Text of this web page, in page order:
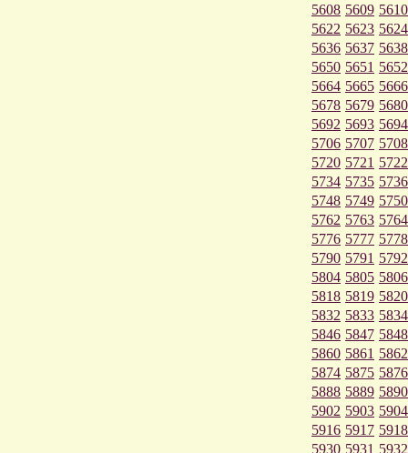
5608 5609 5610
5622 5623 5624
5636 5637 5638
5650 5651 5652
5664 5665 5666
5678 5679 5680
5692 5693 5694
5706 5707 5708
5720 5721 5722
5734 5735 5736
5748 5749 5750
5762 5763 5764
5776 5777 5778
5790 5791 5792
5804 5805 5806
5818 5819 5820
5832 5833 5834
5846 5847 5848
5860 5861 5862
5874 5875 5876
5888 5889 5890
5902 5903 5904
5916 5917 5918
5930 5931 5932